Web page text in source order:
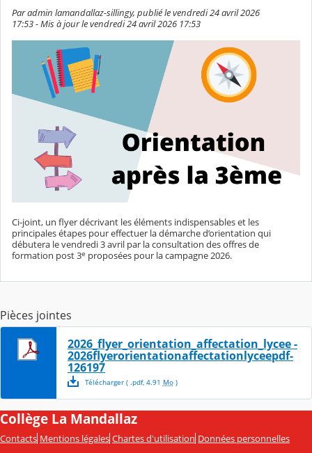
Par admin lamandallaz-sillingy, publié le vendredi 24 avril 2026
17:53 - Mis à jour le vendredi 24 avril 2026 17:53
Ci-joint, un flyer décrivant les éléments indispensables et les
principales étapes pour effectuer la démarche d’orientation qui
débutera le vendredi 3 avril par la consultation des offres de
formation post 3e proposées pour la campagne 2026.
Pièces jointes
2026_flyer_orientation_affectation_lycee -
2026flyerorientationaffectationlyceepdf-
126197
Télécharger( .pdf, 4.91 Mo)
Collège La Mandallaz
Contacts Mentions légales Chartes d'utilisation Données personnelles